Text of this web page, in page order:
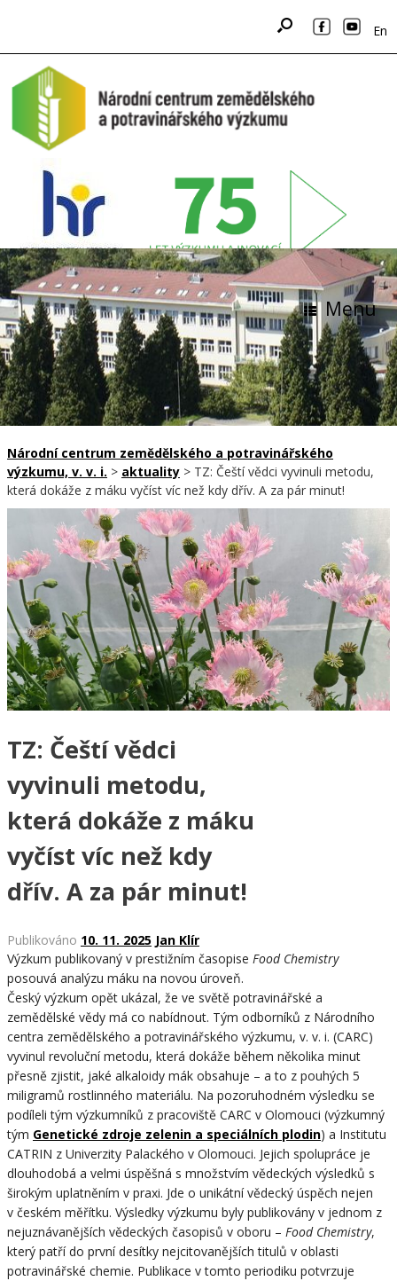
En
Menu
Národní centrum zemědělského a potravinářského
výzkumu, v. v. i. > aktuality > TZ: Čeští vědci vyvinuli metodu,
která dokáže z máku vyčíst víc než kdy dřív. A za pár minut!
TZ: Čeští vědci
vyvinuli metodu,
která dokáže z máku
vyčíst víc než kdy
dřív. A za pár minut!
Publikováno 10. 11. 2025 Jan Klír
Výzkum publikovaný v prestižním časopise Food Chemistry
posouvá analýzu máku na novou úroveň.
Český výzkum opět ukázal, že ve světě potravinářské a
zemědělské vědy má co nabídnout. Tým odborníků z Národního
centra zemědělského a potravinářského výzkumu, v. v. i. (CARC)
vyvinul revoluční metodu, která dokáže během několika minut
přesně zjistit, jaké alkaloidy mák obsahuje – a to z pouhých 5
miligramů rostlinného materiálu. Na pozoruhodném výsledku se
podíleli tým výzkumníků z pracoviště CARC v Olomouci (výzkumný
tým Genetické zdroje zelenin a speciálních plodin) a Institutu
CATRIN z Univerzity Palackého v Olomouci. Jejich spolupráce je
dlouhodobá a velmi úspěšná s množstvím vědeckých výsledků s
širokým uplatněním v praxi. Jde o unikátní vědecký úspěch nejen
v českém měřítku. Výsledky výzkumu byly publikovány v jednom z
nejuznávanějších vědeckých časopisů v oboru – Food Chemistry,
který patří do první desítky nejcitovanějších titulů v oblasti
potravinářské chemie. Publikace v tomto periodiku potvrzuje